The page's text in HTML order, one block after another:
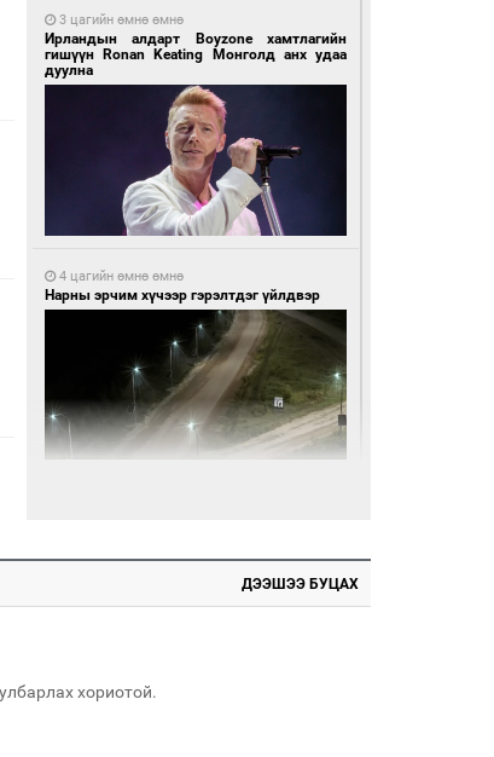
3 цагийн өмнө өмнө
Ирландын алдарт Boyzone хамтлагийн
гишүүн Ronan Keating Монголд анх удаа
дуулна
4 цагийн өмнө өмнө
Нарны эрчим хүчээр гэрэлтдэг үйлдвэр
ДЭЭШЭЭ БУЦАХ
хориотой.